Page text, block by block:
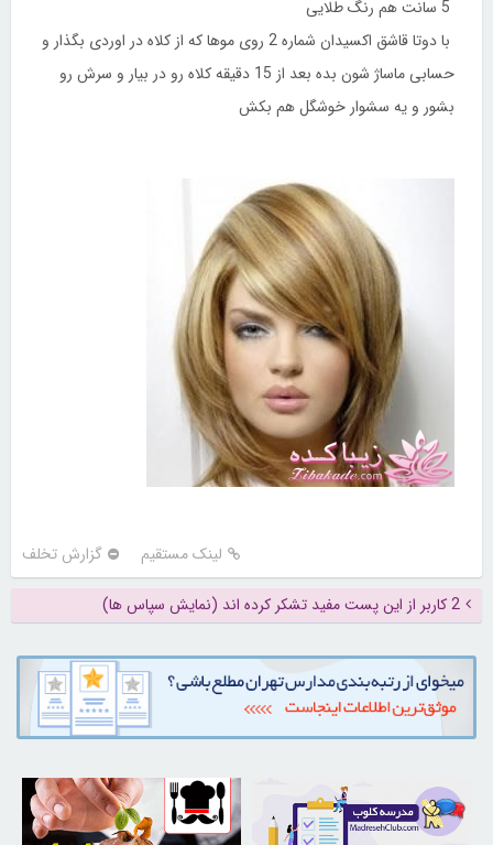
با دوتا قاشق اکسیدان شماره 2 روی موها که از کلاه در اوردی بگذار و
حسابی ماساژ شون بده بعد از 15 دقیقه کلاه رو در بیار و سرش رو
بشور و یه سشوار خوشگل هم بکش
لینک مستقیم گزارش تخلف
2 کاربر از این پست مفید تشکر کرده اند (نمایش سپاس ها)